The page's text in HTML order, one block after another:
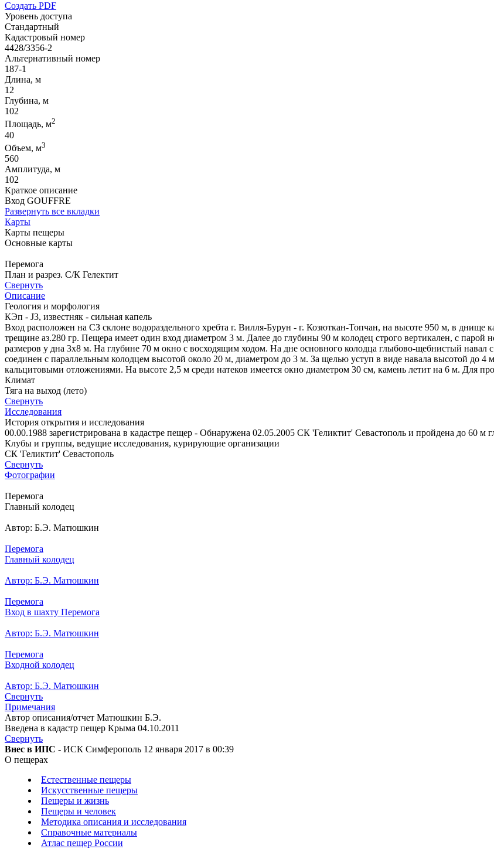
Создать PDF
Уровень доступа
Стандартный
Кадастровый номер
4428/3356-2
Альтернативный номер
187-1
Длина, м
12
Глубина, м
102
Площадь, м2
40
Объем, м3
560
Амплитуда, м
102
Краткое описание
Вход GOUFFRE
Развернуть все вкладки
Карты
Карты пещеры
Основные карты
Перемога
План и разрез. С/К Гелектит
Свернуть
Описание
Геология и морфология
КЭп - J3, известняк - сильная капель
Вход расположен на СЗ склоне водораздельного хребта г. Вилля-Бурун - г. Козюткан-Топчан, на высоте 950 м, в днище
трещине аз.280 гр. Пещера имеет один вход диаметром 3 м. Далее до глубины 90 м колодец строго вертикален, с
размеров у дна 3х8 м. На глубине 70 м окно с восходящим ходом. На дне основного колодца глыбово-щебнистый
соединен с параллельным колодцем высотой около 20 м, диаметром до 3 м. За щелью уступ в виде навала высотой
кальцитовыми отложениями. На высоте 2,5 м среди натеков имеется окно диаметром 30 см, камень летит на 6 м. Для
Климат
Тяга на выход (лето)
Свернуть
Исследования
История открытия и исследования
00.00.1988 зарегистрирована в кадастре пещер - Обнаружена 02.05.2005 СК 'Геликтит' Севастополь и пройдена до 60 м
Клубы и группы, ведущие исследования, курирующие организации
СК 'Геликтит' Севастополь
Свернуть
Фотографии
Перемога
Главный колодец
Автор: Б.Э. Матюшкин
Перемога
Главный колодец
Автор: Б.Э. Матюшкин
Перемога
Вход в шахту Перемога
Автор: Б.Э. Матюшкин
Перемога
Входной колодец
Автор: Б.Э. Матюшкин
Свернуть
Примечания
Автор описания/отчет Матюшкин Б.Э.
Введена в кадастр пещер Крыма 04.10.2011
Свернуть
Внес в ИПС - ИСК Симферополь 12 января 2017 в 00:39
О пещерах
Естественные пещеры
Искусственные пещеры
Пещеры и жизнь
Пещеры и человек
Методика описания и исследования
Справочные материалы
Атлас пещер России